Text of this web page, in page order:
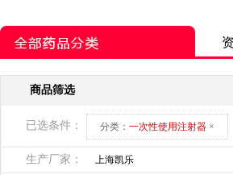
商品筛选
已选条件： 分类： 一次性使用注射器 ×
生产厂家： 上海凯乐